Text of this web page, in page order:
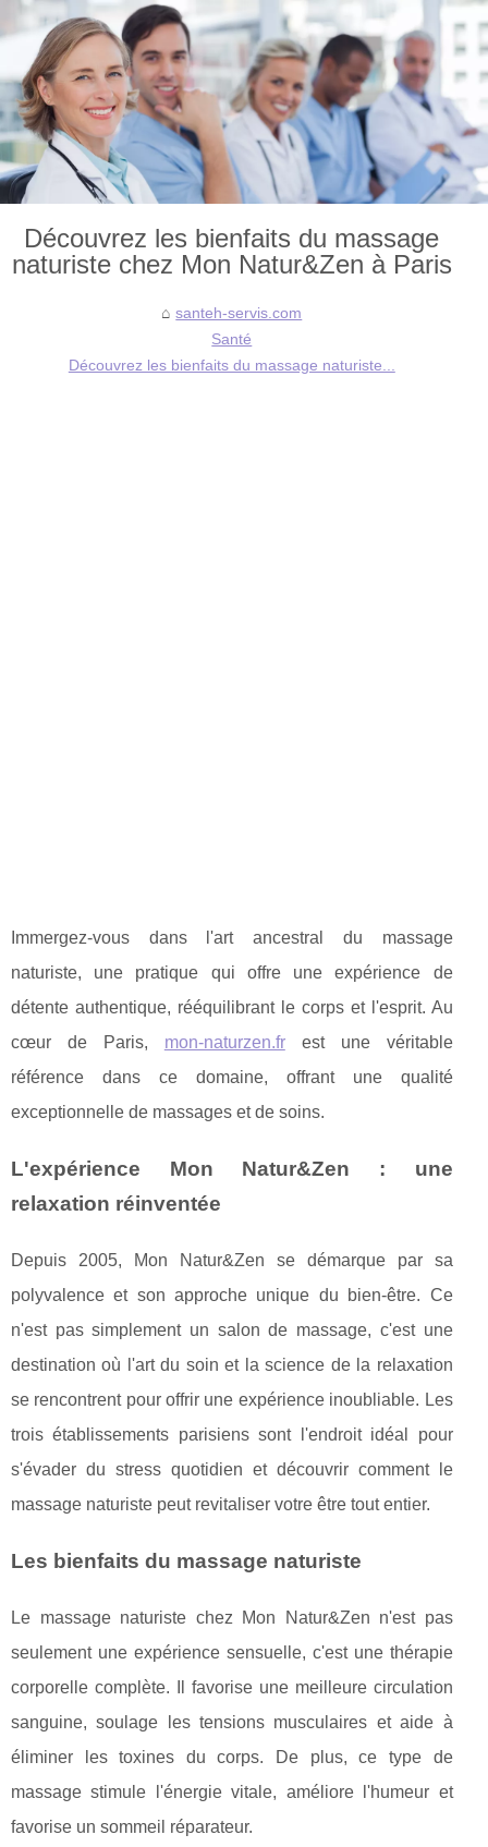
Découvrez les bienfaits du massage
naturiste chez Mon Natur&Zen à Paris
santeh-servis.com
Santé
Découvrez les bienfaits du massage naturiste...
Immergez-vous dans l'art ancestral du massage
naturiste, une pratique qui offre une expérience de
détente authentique, rééquilibrant le corps et l'esprit. Au
cœur de Paris, mon-naturzen.frest une véritable
référence dans ce domaine, offrant une qualité
exceptionnelle de massages et de soins.
L'expérience Mon Natur&Zen : une
relaxation réinventée
Depuis 2005, Mon Natur&Zen se démarque par sa
polyvalence et son approche unique du bien-être. Ce
n'est pas simplement un salon de massage, c'est une
destination où l'art du soin et la science de la relaxation
se rencontrent pour offrir une expérience inoubliable. Les
trois établissements parisiens sont l'endroit idéal pour
s'évader du stress quotidien et découvrir comment le
massage naturiste peut revitaliser votre être tout entier.
Les bienfaits du massage naturiste
Le massage naturiste chez Mon Natur&Zen n'est pas
seulement une expérience sensuelle, c'est une thérapie
corporelle complète. Il favorise une meilleure circulation
sanguine, soulage les tensions musculaires et aide à
éliminer les toxines du corps. De plus, ce type de
massage stimule l'énergie vitale, améliore l'humeur et
favorise un sommeil réparateur.